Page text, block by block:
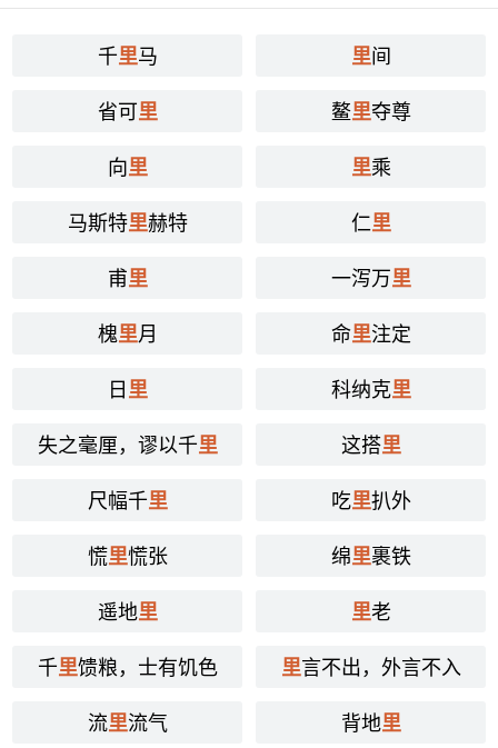
千里马 里间
省可里 鳌里夺尊
向里 里乘
马斯特里赫特 仁里
甫里 一泻万里
槐里月 命里注定
日里 科纳克里
失之毫厘，谬以千里 这搭里
尺幅千里 吃里扒外
慌里慌张 绵里裹铁
遥地里 里老
千里馈粮，士有饥色 里言不出，外言不入
流里流气 背地里